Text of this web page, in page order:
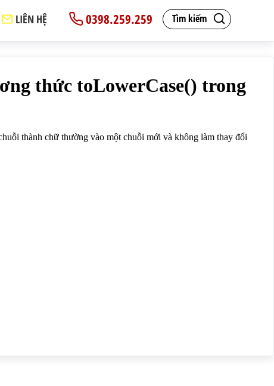
Tìm kiếm
0398.259.259
LIÊN HỆ